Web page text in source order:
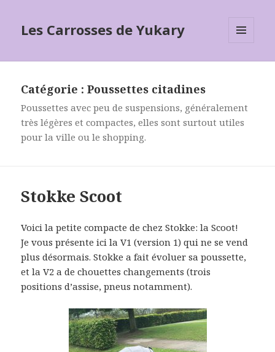
Les Carrosses de Yukary
Catégorie :Poussettes citadines
Poussettes avec peu de suspensions, généralement
très légères et compactes, elles sont surtout utiles
pour la ville ou le shopping.
Stokke Scoot
Voici la petite compacte de chez Stokke: la Scoot!
Je vous présente ici la V1 (version 1) qui ne se vend
plus désormais. Stokke a fait évoluer sa poussette,
et la V2 a de chouettes changements (trois
positions d’assise, pneus notamment).